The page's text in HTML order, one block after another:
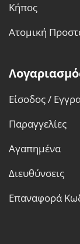
Κήπος
Ατομική
Είσοδος /
Παραγγελίες
Αγαπημένα
Διευθύνσεις
Επαναφορά